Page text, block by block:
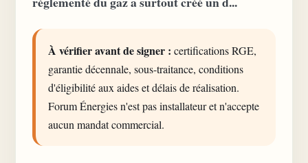
À vérifier avant de signer : certifications RGE,
garantie décennale, sous-traitance, conditions
d'éligibilité aux aides et délais de réalisation.
Forum Énergies n'est pas installateur et n'accepte
aucun mandat commercial.